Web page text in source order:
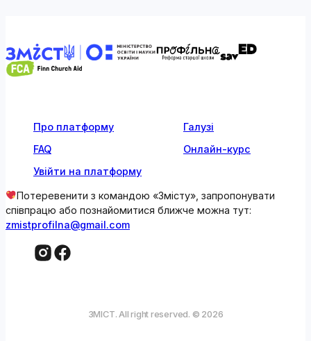
Про платформу
Галузі
FAQ
Онлайн-курс
Увійти на платформу
Потеревенити з командою «Змісту», запропонувати
співпрацю або познайомитися ближче можна тут:
zmistprofilna@gmail.com
ЗМІСТ. All right reserved. © 2026